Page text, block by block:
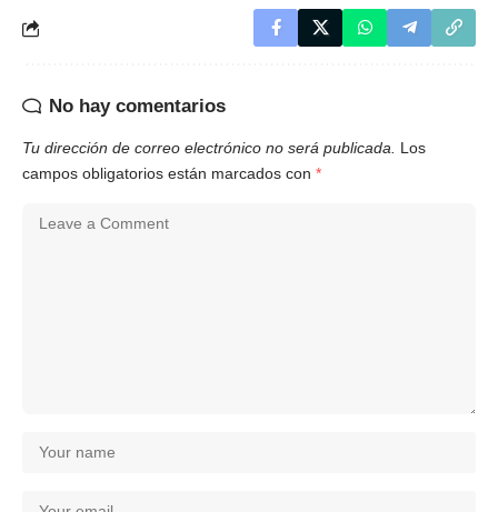
No hay comentarios
Tu dirección de correo electrónico no será publicada.
Los
campos obligatorios están marcados con *